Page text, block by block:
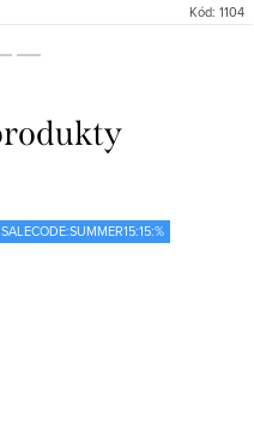
Kód: 1104
SALECODE:SUMMER15:15:%